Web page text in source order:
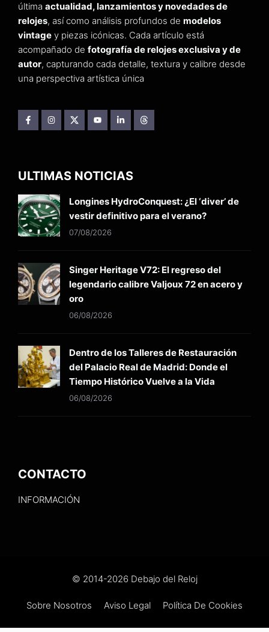
última actualidad, lanzamientos y novedades de
relojes, así como análisis profundos de modelos
vintage y piezas icónicas. Cada artículo está
acompañado de fotografía de relojes exclusiva y de
autor, capturando cada detalle, textura y calibre desde
una perspectiva artística única
ULTIMAS NOTICIAS
Longines HydroConquest: ¿El ‘diver’ de
vestir definitivo para el verano?
07/08/2026
Singer Heritage V72: El regreso del
legendario calibre Valjoux 72 en acero y
oro
06/08/2026
Dentro de los Talleres de Restauración
del Palacio Real de Madrid: Donde el
Tiempo Histórico Vuelve a la Vida
06/08/2026
CONTACTO
INFORMACIÓN
© 2014-2026 Debajo del Reloj
Sobre Nosotros Aviso Legal Política De Cookies